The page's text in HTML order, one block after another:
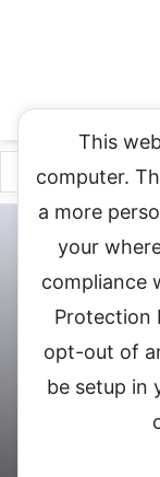
チャットレディ登録
会・解約・移籍の申請
This
computer.
a more
your
compliance
Protection
opt-out of
be setup in